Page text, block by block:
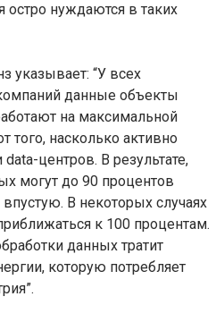
нуждаются в таких
указывает: “У всех
данные объекты
на максимальной
того, насколько активно
центров. В результате,
могут до 90 процентов
впустую. В некоторых случаях
к 100 процентам.
данных тратит
которую потребляет